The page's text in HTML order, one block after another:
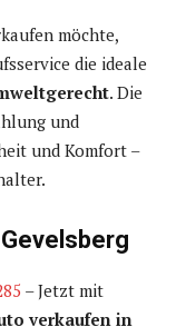
möchte,
die ideale
. Die
und
und Komfort –
– Jetzt mit
verkaufen in